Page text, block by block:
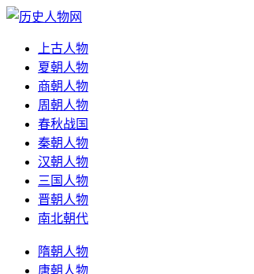
上古人物
夏朝人物
商朝人物
周朝人物
春秋战国
秦朝人物
汉朝人物
三国人物
晋朝人物
南北朝代
隋朝人物
唐朝人物